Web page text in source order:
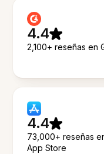
4.4
2,100+ reseñas en
4.4
73,000+ reseñas
App Store